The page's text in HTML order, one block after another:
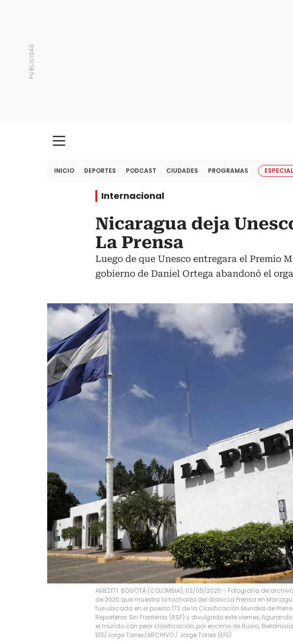
INICIO DEPORTES PODCAST CIUDADES PROGRAMAS
Internacional
Nicaragua deja
La Prensa
Luego de que Unesco entregara el Premio
gobierno de Daniel Ortega abandonó el
AME2171. BOGOTÁ (COLOMBIA), 02/05/2025.- Fotografía de
de 2020 que muestra la fachada del diario La Prensa en
fue ubicada en el puesto 172 de la Clasificación Mundial de
Reporteros Sin Fronteras (RSF) y divulgado este viernes,
el mundo con peor clasificación, por encima de Rusia,
EFE/Jorge Torres/ARCHIVO / Jorge Torres (EFE)